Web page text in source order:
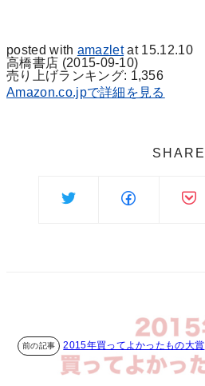
posted with amazletat 15.12.10
高橋書店 (2015-09-10)
売り上げランキング: 1,356
Amazon.co.jpで詳細を見る
SHARE
2015年買ってよかったもの大賞